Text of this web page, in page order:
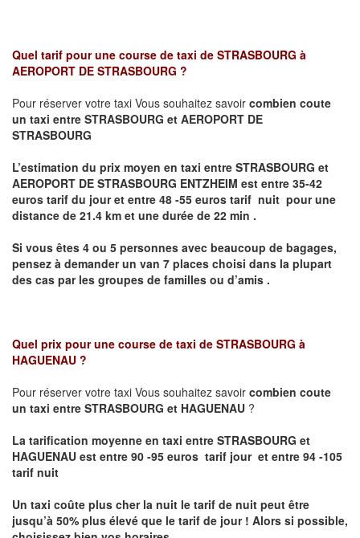
Quel tarif pour une course de taxi de STRASBOURG à
AEROPORT DE STRASBOURG ?
Pour réserver votre taxi Vous souhaitez savoir combien coute
un taxi entre STRASBOURG et AEROPORT DE
STRASBOURG
L’estimation du prix moyen en taxi entre STRASBOURG et
AEROPORT DE STRASBOURG ENTZHEIM est entre 35-42
euros tarif du jour et entre 48 -55 euros tarif nuit pour une
distance de 21.4 km et une durée de 22 min .
Si vous êtes 4 ou 5 personnes avec beaucoup de bagages,
pensez à demander un van 7 places choisi dans la plupart
des cas par les groupes de familles ou d’amis .
Quel prix pour une course de taxi de STRASBOURG à
HAGUENAU ?
Pour réserver votre taxi Vous souhaitez savoir combien coute
un taxi entre STRASBOURG et HAGUENAU ?
La tarification moyenne en taxi entre STRASBOURG et
HAGUENAU est entre 90 -95 euros tarif jour et entre 94 -105
tarif nuit
Un taxi coûte plus cher la nuit le tarif de nuit peut être
jusqu’à 50% plus élevé que le tarif de jour ! Alors si possible,